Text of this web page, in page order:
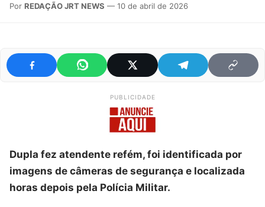
Por REDAÇÃO JRT NEWS — 10 de abril de 2026
PUBLICIDADE
Dupla fez atendente refém, foi identificada por
imagens de câmeras de segurança e localizada
horas depois pela Polícia Militar.